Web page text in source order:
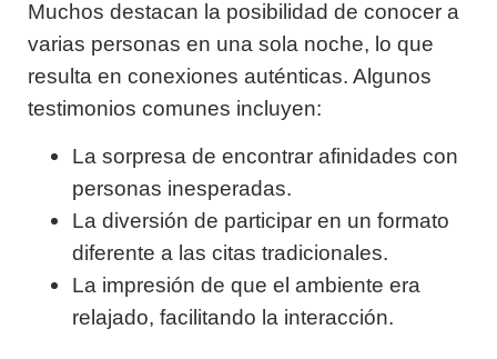
Muchos destacan la posibilidad de conocer a
varias personas en una sola noche, lo que
resulta en conexiones auténticas. Algunos
testimonios comunes incluyen:
La sorpresa de encontrar afinidades con
personas inesperadas.
La diversión de participar en un formato
diferente a las citas tradicionales.
La impresión de que el ambiente era
relajado, facilitando la interacción.